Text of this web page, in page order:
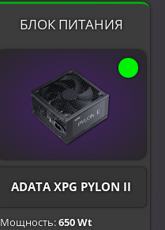
БЛОК ПИТАНИЯ
ADATA XPG PYLON II
Мощность:650 Wt